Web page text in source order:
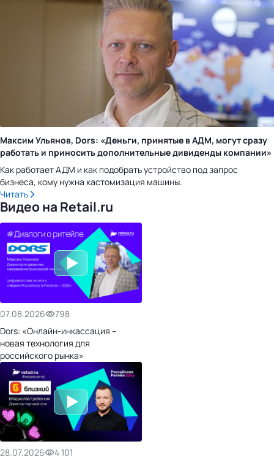
Максим Ульянов, Dors: «Деньги, принятые в АДМ, могут сразу
работать и приносить дополнительные дивиденды компании»
Как работает АДМ и как подобрать устройство под запрос
бизнеса, кому нужна кастомизация машины.
Читать
Видео на Retail.ru
07.08.2026
798
Dors: «Онлайн-инкассация –
новая технология для
российского рынка»
28.07.2026
4 101